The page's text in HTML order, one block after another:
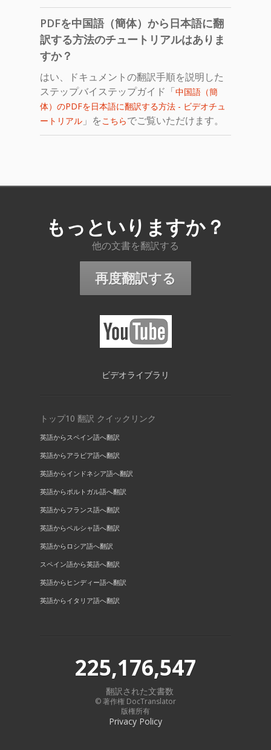
PDFを中国語（簡体）から日本語に翻
訳する方法のチュートリアルはありま
すか？
はい、ドキュメントの翻訳手順を説明した
ステップバイステップガイド「中国語（簡
体）のPDFを日本語に翻訳する方法 - ビデオチュ
ートリアル 」を こちらでご覧いただけます。
もっといりますか？
他の文書を翻訳する
再度翻訳する
ビデオライブラリ
トップ10 翻訳 クイックリンク
英語からスペイン語へ翻訳
英語からアラビア語へ翻訳
英語からインドネシア語へ翻訳
英語からポルトガル語へ翻訳
英語からフランス語へ翻訳
英語からペルシャ語へ翻訳
英語からロシア語へ翻訳
スペイン語から英語へ翻訳
英語からヒンディー語へ翻訳
英語からイタリア語へ翻訳
225,176,547
翻訳された文書数
© 著作権 DocTranslator
版権所有
Privacy Policy